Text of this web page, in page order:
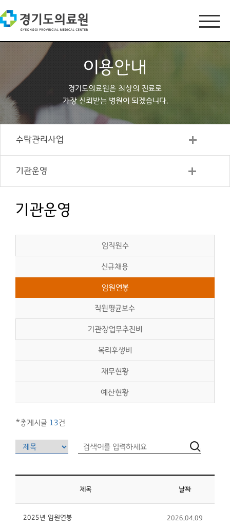
이용안내
경기도의료원은 최상의 진료로
가장 신뢰받는 병원이 되겠습니다.
수탁관리사업
기관운영
기관운영
임직원수
신규채용
임원연봉
직원평균보수
기관장업무추진비
복리후생비
재무현황
예산현황
*총게시글 13건
제목 날짜
2025년 임원연봉 2026.04.09